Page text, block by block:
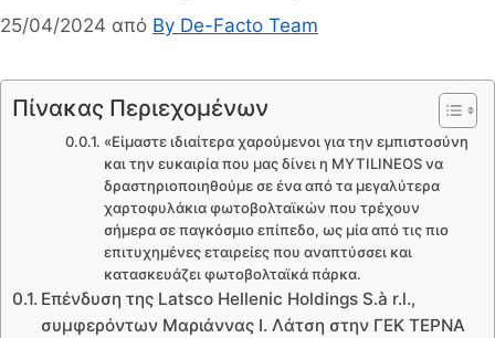
25/04/2024 από By De-Facto Team
Πίνακας Περιεχομένων
«Είμαστε ιδιαίτερα χαρούμενοι για την εμπιστοσύνη
και την ευκαιρία που μας δίνει η MYTILINEOS να
δραστηριοποιηθούμε σε ένα από τα μεγαλύτερα
χαρτοφυλάκια φωτοβολταϊκών που τρέχουν
σήμερα σε παγκόσμιο επίπεδο, ως μία από τις πιο
επιτυχημένες εταιρείες που αναπτύσσει και
κατασκευάζει φωτοβολταϊκά πάρκα.
Επένδυση της Latsco Hellenic Holdings S.à r.l.,
συμφερόντων Μαριάννας Ι. Λάτση στην ΓΕΚ ΤΕΡΝΑ